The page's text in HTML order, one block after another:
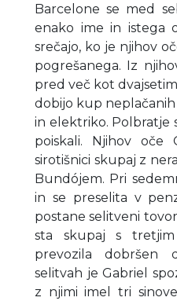
Barcelone se med
enako ime in istega
srečajo, ko je njihov
pogrešanega. Iz
pred več kot
dobijo kup
in elektriko. Polbratje
poiskali. Njihov oče
sirotišnici skupaj z
Bundójem. Pri
in se preselita v
postane selitveni
sta skupaj s tretjim
prevozila dobršen
selitvah je Gabriel
z njimi imel tri